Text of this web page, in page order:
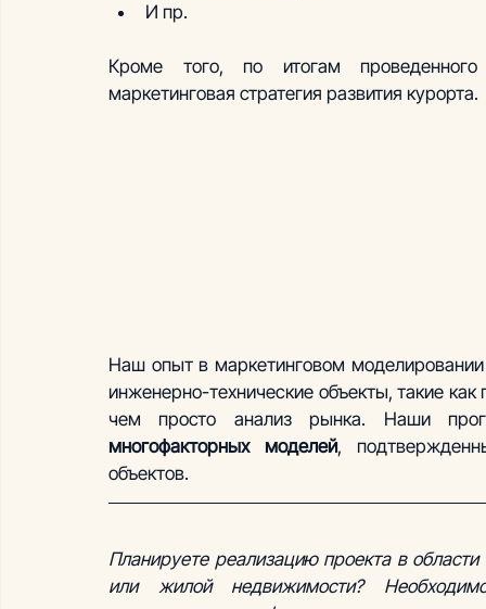
И пр.
Кроме того, по итогам
маркетинговая стратегия развития курорта.
Наш опыт в маркетинговом
инженерно-технические объекты, такие
чем просто анализ рынка. Наши
многофакторных моделей,
объектов.
Планируете реализацию проекта в
или жилой недвижимости?